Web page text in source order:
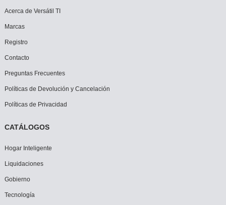
Acerca de Versátil TI
Marcas
Registro
Contacto
Preguntas Frecuentes
Políticas de Devolución y Cancelación
Políticas de Privacidad
CATÁLOGOS
Hogar Inteligente
Liquidaciones
Gobierno
Tecnología